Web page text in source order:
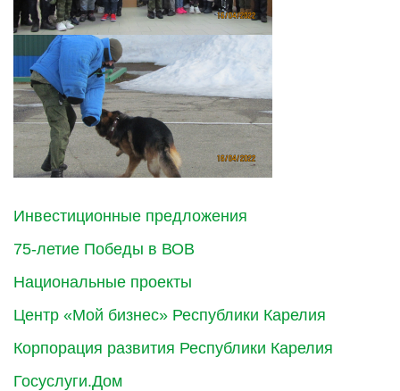
Инвестиционные предложения
75-летие Победы в ВОВ
Национальные проекты
Центр «Мой бизнес» Республики Карелия
Корпорация развития Республики Карелия
Госуслуги.Дом